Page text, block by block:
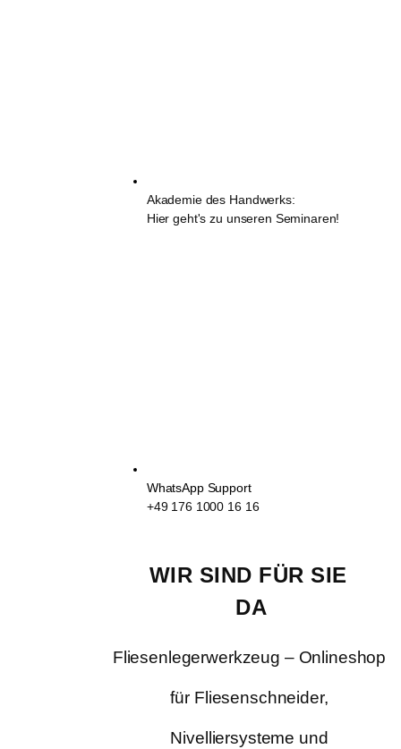
Akademie des Handwerks:
Hier geht's zu unseren Seminaren!
WhatsApp Support
+49 176 1000 16 16
WIR SIND FÜR SIE
DA
Fliesenlegerwerkzeug – Onlineshop
für Fliesenschneider,
Nivelliersysteme und